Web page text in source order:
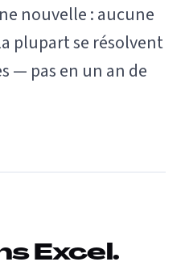
nouvelle : aucune
plupart se résolvent
— pas en un an de
Excel.